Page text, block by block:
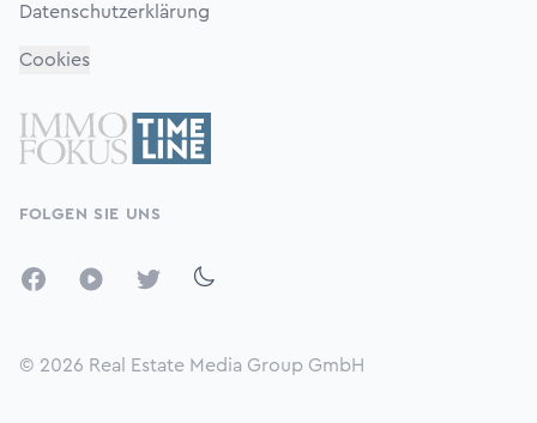
Datenschutzerklärung
Cookies
FOLGEN SIE UNS
FacebookYouTubeTwitter
© 2026 Real Estate Media Group GmbH